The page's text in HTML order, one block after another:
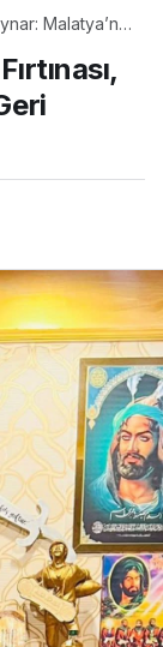
Malatya’nın
Geri